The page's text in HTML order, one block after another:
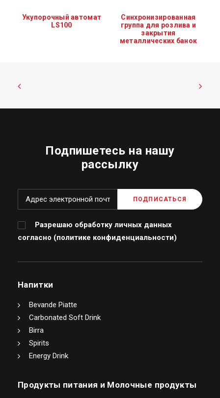
Укупорочный автомат
LS100
Синхронизированная
группа для розлива и
закрытия
металлических банок
Подпишетесь на нашу
рассылку
Разрешаю обработку личных данных
согласно (политике конфиденциальности)
Напитки
Bevande Piatte
Carbonated Soft Drink
Birra
Spirits
Energy Drink
Продукты питания и Молочные продукты